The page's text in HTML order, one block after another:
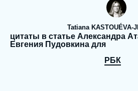
Войти
Tatiana KASTOUÉVA-
цитаты в статье Александра
Евгения Пудовкина для
РБК